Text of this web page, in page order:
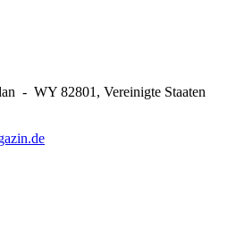
- WY 82801, Vereinigte Staaten